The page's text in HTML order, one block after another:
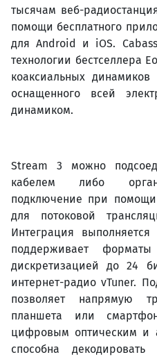
тысячам веб-
помощи бесплатного
для Android и iOS.
технологии бестселлера
коаксиальных
оснащенного всей
динамиком.
Stream 3 можно
кабелем либо
подключение при
для потоковой
Интеграция
поддерживает
дискретизацией до 24
интернет-радио vTuner.
позволяет напрямую
планшета или
цифровым оптическим и
способна